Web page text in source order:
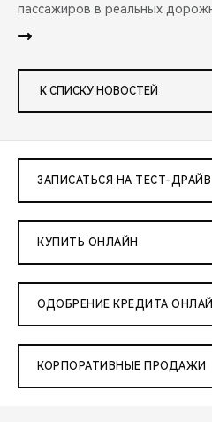
пассажиров в реальных
К СПИСКУ НОВОСТЕЙ
ЗАПИСАТЬСЯ НА ТЕСТ-ДРАЙВ
КУПИТЬ ОНЛАЙН
ОДОБРЕНИЕ КРЕДИТА
КОРПОРАТИВНЫЕ ПРОДАЖИ